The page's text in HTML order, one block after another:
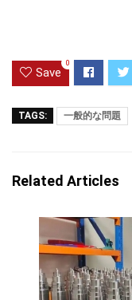
Save
0
TAGS: 一般的な問題
Related Articles